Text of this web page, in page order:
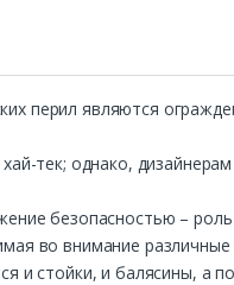
перил являются
тек; однако,
безопасностью –
во внимание
и стойки, и балясины, а